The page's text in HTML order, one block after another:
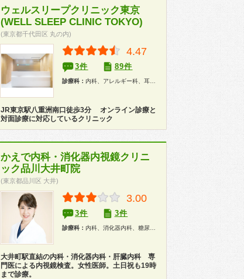
ウェルスリープクリニック東京
(WELL SLEEP CLINIC TOKYO)
(東京都千代田区 丸の内)
4.47
3件 89件
診療科： 内科、アレルギー科、耳鼻咽喉科
JR東京駅八重洲南口徒歩3分 オンライン診療と
対面診療に対応しているクリニック
かえで内科・消化器内視鏡クリニ
ック品川大井町院
(東京都品川区 大井)
3.00
3件 3件
診療科： 内科、消化器内科、糖尿病科、腎臓内科、肛門科
大井町駅直結の内科・消化器内科・肝臓内科 専
門医による内視鏡検査。女性医師。土日祝も19時
まで診療。